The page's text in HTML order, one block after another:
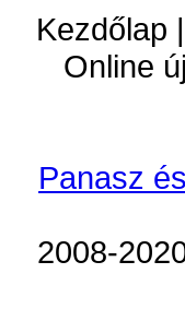
Kezdőlap
Online
Panasz
2008-